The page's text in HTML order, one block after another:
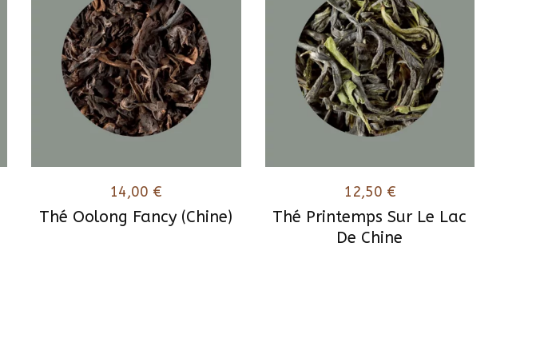
Thé Oolong Fancy (Chine)
14,00 €
Thé Printemps Sur Le Lac
De Chine
12,50 €